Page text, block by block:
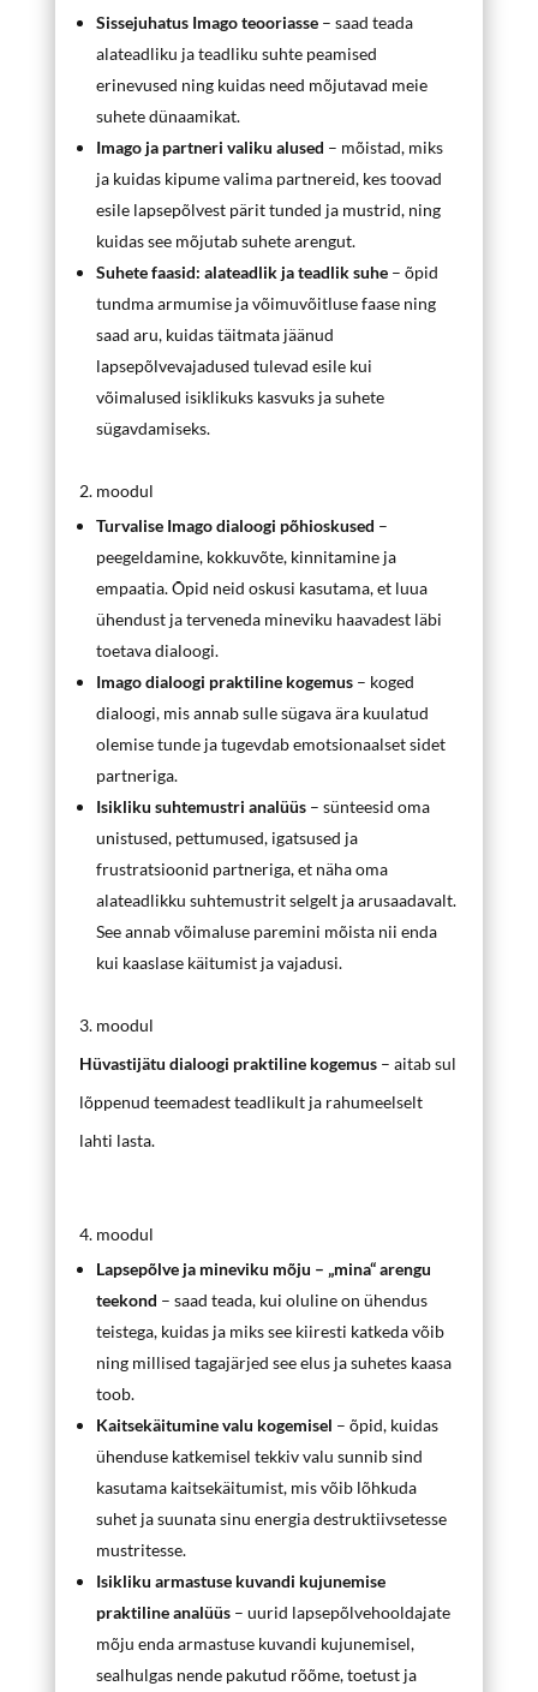
Sissejuhatus Imago teooriasse– saad teada
alateadliku ja teadliku suhte peamised
erinevused ning kuidas need mõjutavad meie
suhete dünaamikat.
Imago ja partneri valiku alused – mõistad, miks
ja kuidas kipume valima partnereid, kes toovad
esile lapsepõlvest pärit tunded ja mustrid, ning
kuidas see mõjutab suhete arengut.
Suhete faasid: alateadlik ja teadlik suhe– õpid
tundma armumise ja võimuvõitluse faase ning
saad aru, kuidas täitmata jäänud
lapsepõlvevajadused tulevad esile kui
võimalused isiklikuks kasvuks ja suhete
sügavdamiseks.
2. moodul
Turvalise Imago dialoogi põhioskused –
peegeldamine, kokkuvõte, kinnitamine ja
empaatia. Õpid neid oskusi kasutama, et luua
ühendust ja terveneda mineviku haavadest läbi
toetava dialoogi.
Imago dialoogi praktiline kogemus– koged
dialoogi, mis annab sulle sügava ära kuulatud
olemise tunde ja tugevdab emotsionaalset sidet
partneriga.
Isikliku suhtemustri analüüs– sünteesid oma
unistused, pettumused, igatsused ja
frustratsioonid partneriga, et näha oma
alateadlikku suhtemustrit selgelt ja arusaadavalt.
See annab võimaluse paremini mõista nii enda
kui kaaslase käitumist ja vajadusi.
3. moodul
Hüvastijätu dialoogi praktiline kogemus– aitab sul
lõppenud teemadest teadlikult ja rahumeelselt
lahti lasta.
4. moodul
Lapsepõlve ja mineviku mõju – „mina“ arengu
teekond – saad teada, kui oluline on ühendus
teistega, kuidas ja miks see kiiresti katkeda võib
ning millised tagajärjed see elus ja suhetes kaasa
toob.
Kaitsekäitumine valu kogemisel – õpid, kuidas
ühenduse katkemisel tekkiv valu sunnib sind
kasutama kaitsekäitumist, mis võib lõhkuda
suhet ja suunata sinu energia destruktiivsetesse
mustritesse.
Isikliku armastuse kuvandi kujunemise
praktiline analüüs– uurid lapsepõlvehooldajate
mõju enda armastuse kuvandi kujunemisel,
sealhulgas nende pakutud rõõme, toetust ja